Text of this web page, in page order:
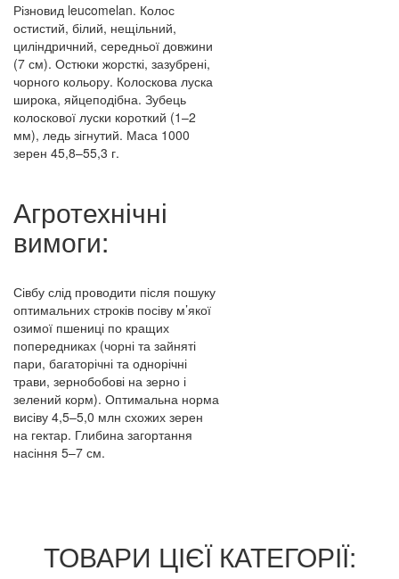
Різновид leucomelan. Колос
остистий, білий, нещільний,
циліндричний, середньої довжини
(7 см). Остюки жорсткі, зазубрені,
чорного кольору. Колоскова луска
широка, яйцеподібна. Зубець
колоскової луски короткий (1–2
мм), ледь зігнутий. Маса 1000
зерен 45,8–55,3 г.
Агротехнічні
вимоги:
Сівбу слід проводити після пошуку
оптимальних строків посіву м’якої
озимої пшениці по кращих
попередниках (чорні та зайняті
пари, багаторічні та однорічні
трави, зернобобові на зерно і
зелений корм). Оптимальна норма
висіву 4,5–5,0 млн схожих зерен
на гектар. Глибина загортання
насіння 5–7 см.
ТОВАРИ ЦІЄЇ КАТЕГОРІЇ: